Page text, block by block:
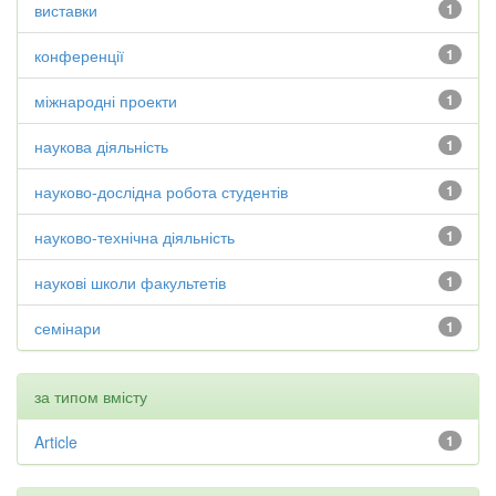
1
виставки
1
конференції
1
міжнародні проекти
1
наукова діяльність
1
науково-дослідна робота студентів
1
науково-технічна діяльність
1
наукові школи факультетів
1
семінари
за типом вмісту
1
Article